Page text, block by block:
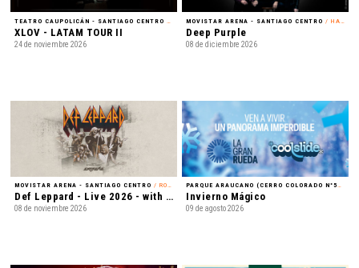
TEATRO CAUPOLICÁN - SANTIAGO CENTRO
XLOV - LATAM TOUR II
24 de noviembre 2026
MOVISTAR ARENA - SANTIAGO CENTRO / HARD ROCK
Deep Purple
08 de diciembre 2026
MOVISTAR ARENA - SANTIAGO CENTRO / ROCK
Def Leppard - Live 2026 - with Special Guest Extreme
08 de noviembre 2026
PARQUE ARAUCANO (CERRO COLORADO N°5435) - LAS CONDES
Invierno Mágico
09 de agosto 2026